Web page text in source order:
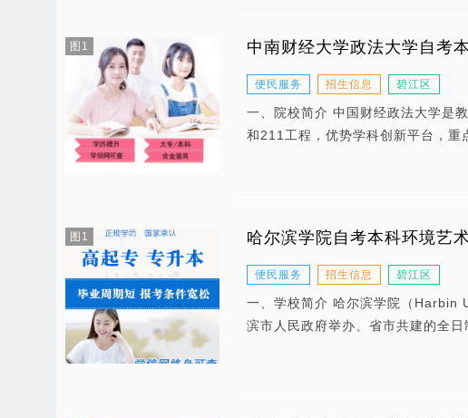
图1 中南财经大学政法大学自考
便民服务 招生信息 碧江区
一、院校简介 中国财经政法大学是
和211工程，优势学科创新平台，
图1 哈尔滨学院自考本科环境艺
便民服务 招生信息 碧江区
一、学校简介 哈尔滨学院（Harbin
滨市人民政府举办、省市共建的全